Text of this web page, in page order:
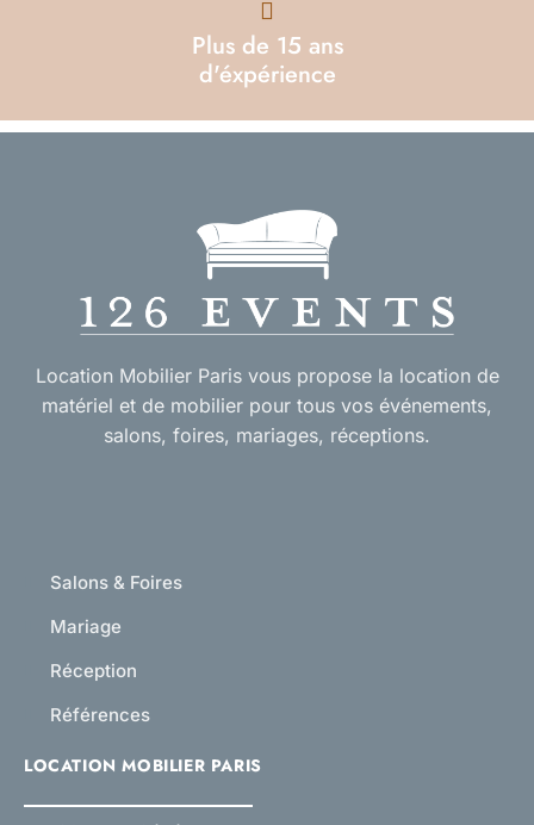
Plus de 15 ans
d'éxpérience
Location Mobilier Paris vous propose la location de
matériel et de mobilier pour tous vos événements,
salons, foires, mariages, réceptions.
Salons & Foires
Mariage
Réception
Références
LOCATION MOBILIER PARIS